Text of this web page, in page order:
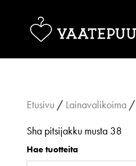
Etusivu / Lainavalikoima/
Sha pitsijakku musta 38
Hae tuotteita